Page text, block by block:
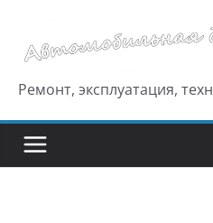
содержимому
Ремонт, эксплуатация,